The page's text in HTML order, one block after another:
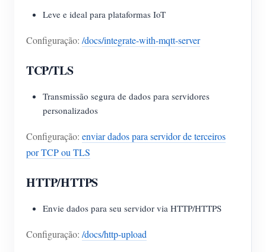
Leve e ideal para plataformas IoT
Configuração: /docs/integrate-with-mqtt-server
TCP/TLS
Transmissão segura de dados para servidores
personalizados
Configuração: enviar dados para servidor de terceiros
por TCP ou TLS
HTTP/HTTPS
Envie dados para seu servidor via HTTP/HTTPS
Configuração: /docs/http-upload